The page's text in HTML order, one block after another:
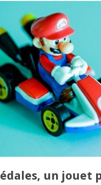
un jouet